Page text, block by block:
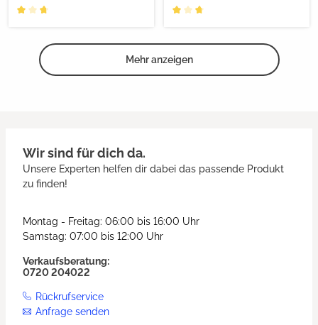
Mehr anzeigen
Wir sind für dich da.
Unsere Experten helfen dir dabei das passende Produkt
zu finden!
Montag - Freitag: 06:00 bis 16:00 Uhr
Samstag: 07:00 bis 12:00 Uhr
Verkaufsberatung:
0720 204022
Rückrufservice
Anfrage senden